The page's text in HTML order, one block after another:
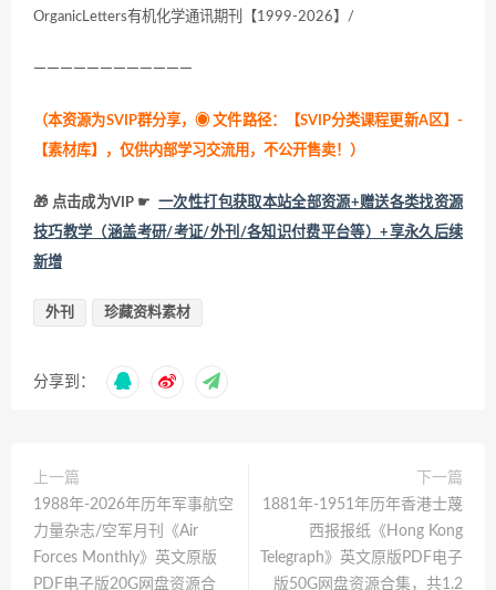
OrganicLetters有机化学通讯期刊【1999-2026】/
————————————
（本资源为SVIP群分享，◉ 文件路径：【SVIP分类课程更新A区】-
【素材库】，仅供内部学习交流用，不公开售卖！ ）
🎁 点击成为VIP ☛ 一次性打包获取本站全部资源+赠送各类找资源
技巧教学（涵盖考研/考证/外刊/各知识付费平台等）+享永久后续
新增
外刊 珍藏资料素材
分享到：
上一篇
1988年-2026年历年军事航空
力量杂志/空军月刊《Air
Forces Monthly》英文原版
PDF电子版20G网盘资源合
下一篇
1881年-1951年历年香港士蔑
西报报纸《Hong Kong
Telegraph》英文原版PDF电子
版50G网盘资源合集，共1.2